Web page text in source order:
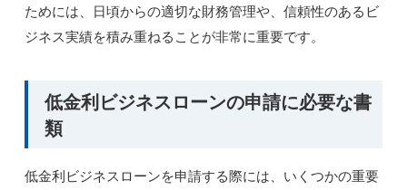
ためには、日頃からの適切な財務管理や、信頼性のあるビ
ジネス実績を積み重ねることが非常に重要です。
低金利ビジネスローンの申請に必要な書
類
低金利ビジネスローンを申請する際には、いくつかの重要